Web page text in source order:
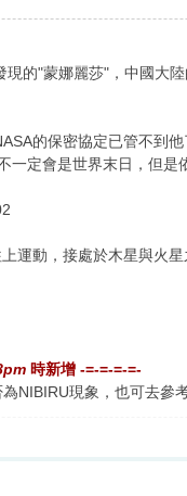
的"蒙娜麗莎"，中國大
的保密協定已管不到
一定會是世界末日，但
運動，接處於木星與火
時新增 -=-=-=-=-
NIBIRU現象，也可去參